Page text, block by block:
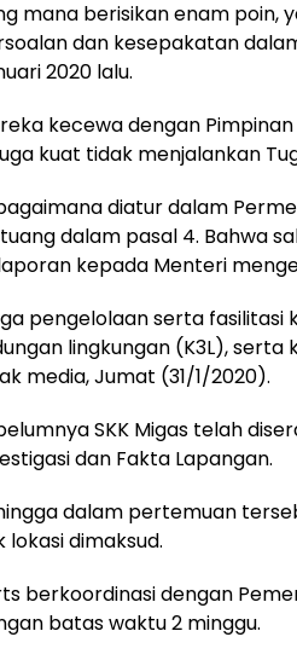
mana berisikan enam poin,
dan kesepakatan
2020 lalu.
kecewa dengan
kuat tidak menjalankan
diatur dalam
dalam pasal 4. Bahwa
kepada Menteri
pengelolaan serta
lingkungan (K3L),
media, Jumat (31/1/2020).
SKK Migas telah
dan Fakta Lapangan.
dalam pertemuan
lokasi dimaksud.
berkoordinasi dengan
batas waktu 2 minggu.